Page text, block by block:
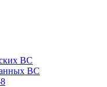
ВС
ВС